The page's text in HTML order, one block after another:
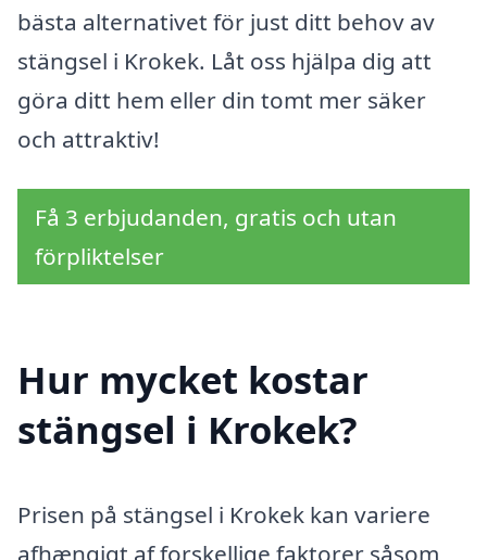
bästa alternativet för just ditt behov av
stängsel i Krokek. Låt oss hjälpa dig att
göra ditt hem eller din tomt mer säker
och attraktiv!
Få 3 erbjudanden, gratis och utan
förpliktelser
Hur mycket kostar
stängsel i Krokek?
Prisen på stängsel i Krokek kan variere
afhængigt af forskellige faktorer såsom